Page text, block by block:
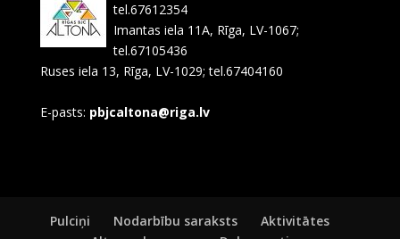
tel.67612354
Imantas iela 11A, Rīga, LV-1067;
tel.67105436
Ruses iela 13, Rīga, LV-1029; tel.67404160
E-pasts: pbjcaltona@riga.lv
Pulciņi Nodarbību saraksts
Aktivitātes